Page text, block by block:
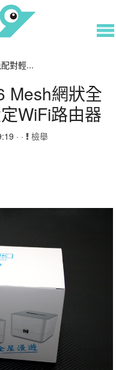
對輕...
Mesh網狀全
WiFi路由器
· · 檢舉